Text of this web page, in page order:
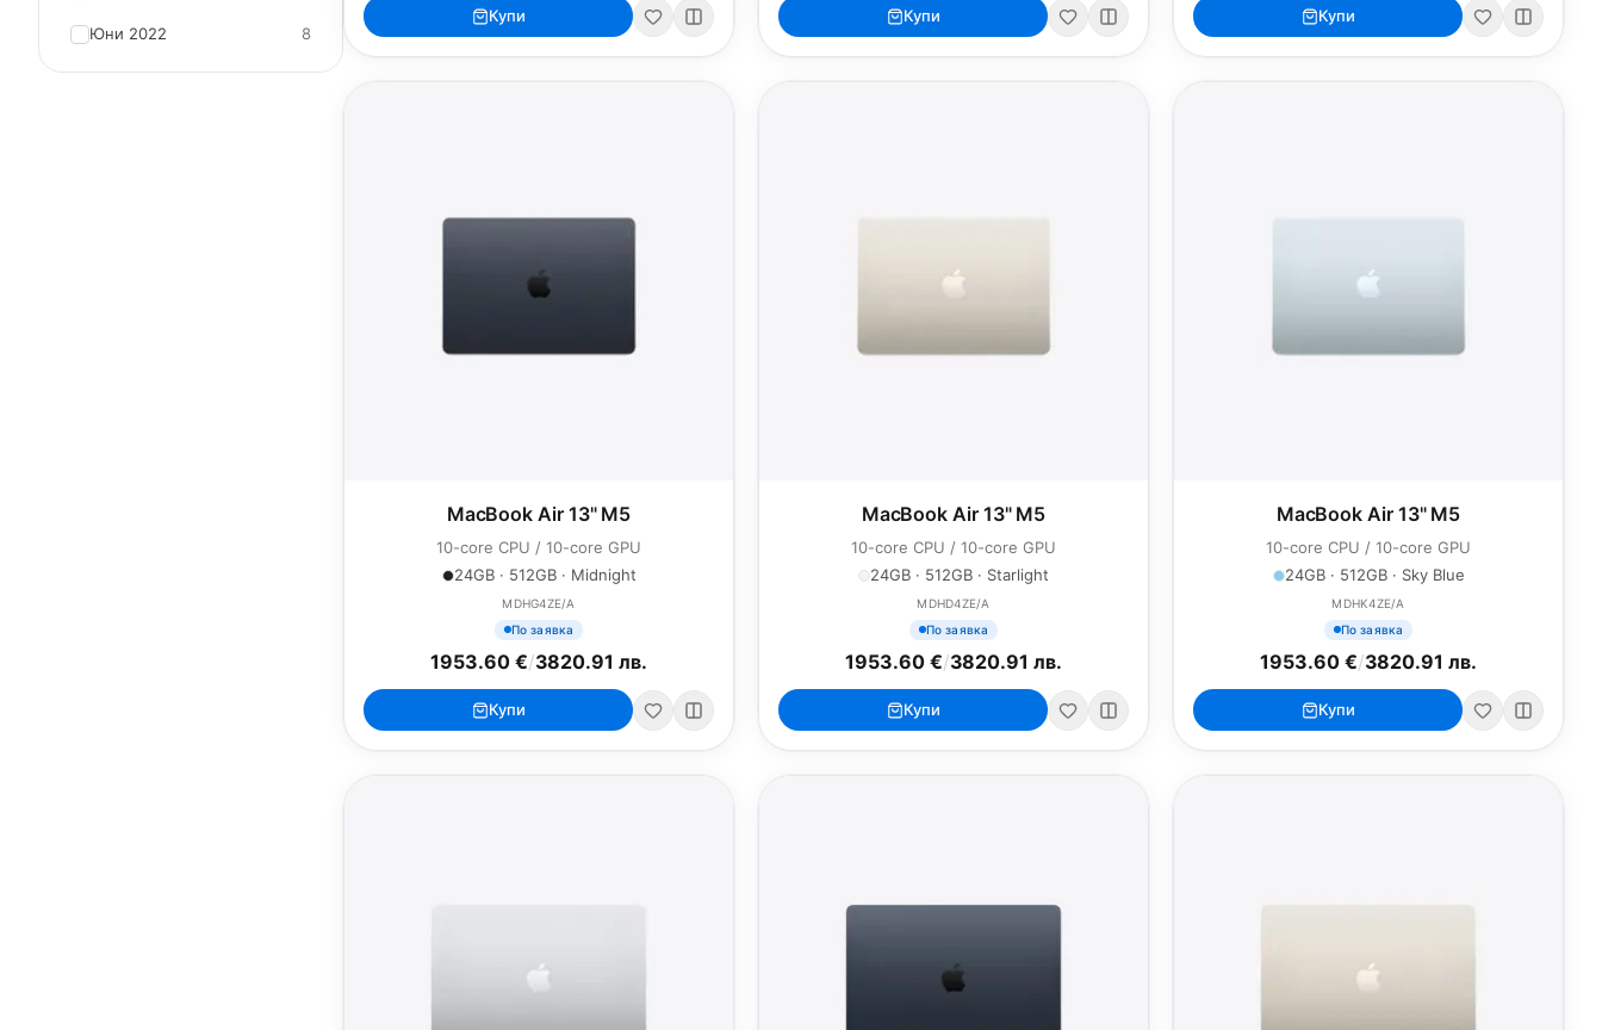
Юни 2022 8
Купи Купи Купи
MacBook Air 13" M5
10-core CPU / 10-core GPU
24GB · 512GB · Midnight
MDHG4ZE/A
По заявка
1953.60 €/3820.91 лв.
Купи
MacBook Air 13" M5
10-core CPU / 10-core GPU
24GB · 512GB · Starlight
MDHD4ZE/A
По заявка
1953.60 €/3820.91 лв.
Купи
MacBook Air 13" M5
10-core CPU / 10-core GPU
24GB · 512GB · Sky Blue
MDHK4ZE/A
По заявка
1953.60 €/3820.91 лв.
Купи